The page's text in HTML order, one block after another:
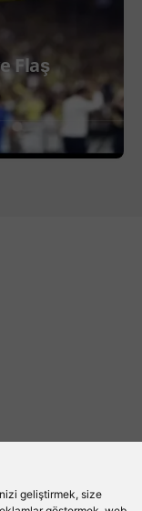
geliştirmek, size
Flaş